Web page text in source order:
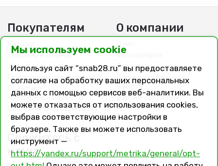
Покупателям
Каталог
Вопросы и ответы
Заказ, оплата, доставка
Подарочные сертификаты
конфиденциальности
Соглашение на обработку
персональных данных
О компании
О нас
Фотогалерея
Вакансии
Договор публичной
оферты
Версия сайта для
слабовидящих
Свяжитесь с
нами
Мы используем cookie
Используя сайт “snab28.ru” вы предоставляете
согласие на обработку ваших персональных
данных с помощью сервисов веб-аналитики. Вы
можете отказаться от использования cookies,
выбрав соответствующие настройки в
браузере. Также вы можете использовать
инструмент —
https://yandex.ru/support/metrika/general/opt-